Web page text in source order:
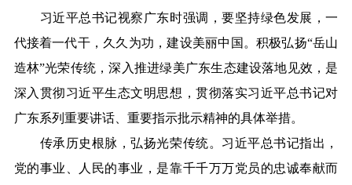
习近平总书记视察广东时强调，要坚持绿色发展，一
代接着一代干，久久为功，建设美丽中国。积极弘扬“岳山
造林”光荣传统，深入推进绿美广东生态建设落地见效，是
深入贯彻习近平生态文明思想，贯彻落实习近平总书记对
广东系列重要讲话、重要指示批示精神的具体举措。
传承历史根脉，弘扬光荣传统。习近平总书记指出，
党的事业、人民的事业，是靠千千万万党员的忠诚奉献而